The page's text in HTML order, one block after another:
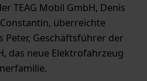
TEAG Mobil GmbH, Denis
überreichte
Peter, Geschäftsführer der
das neue Elektrofahrzeug